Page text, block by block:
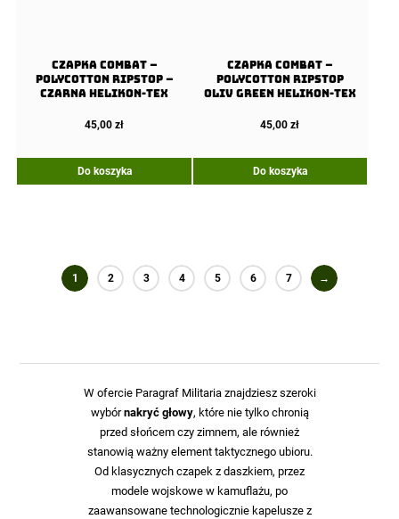
Czapka COMBAT –
PolyCotton Ripstop –
Czarna Helikon-Tex
45,00zł
Do koszyka
Czapka COMBAT –
PolyCotton Ripstop
Oliv Green Helikon-Tex
45,00zł
Do koszyka
1 2 3 4 5 6 7 →
W ofercie Paragraf Militaria znajdziesz szeroki
wybórnakryć głowy, które nie tylko chronią
przed słońcem czy zimnem, ale również
stanowią ważny element taktycznego ubioru.
Od klasycznych czapek z daszkiem, przez
modele wojskowe w kamuflażu, po
zaawansowane technologicznie kapelusze z